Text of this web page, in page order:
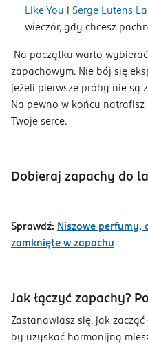
Like You i Serge Lutens
wieczór, gdy chcesz
Na początku warto
zapachowym. Nie bój się
jeżeli pierwsze próby nie są
Na pewno w końcu
Twoje serce.
Dobieraj zapachy do
Sprawdź: Niszowe perfumy,
zamknięte w zapachu
Jak łączyć zapachy?
Zastanawiasz się, jak
by uzyskać harmonijną